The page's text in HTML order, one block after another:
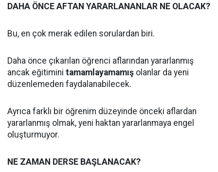
DAHA ÖNCE AFTAN YARARLANANLAR NE OLACAK?
Bu, en çok merak edilen sorulardan biri.
Daha önce çıkarılan öğrenci aflarından yararlanmış
ancak eğitimini tamamlayamamış olanlar da yeni
düzenlemeden faydalanabilecek.
Ayrıca farklı bir öğrenim düzeyinde önceki aflardan
yararlanmış olmak, yeni haktan yararlanmaya engel
oluşturmuyor.
NE ZAMAN DERSE BAŞLANACAK?